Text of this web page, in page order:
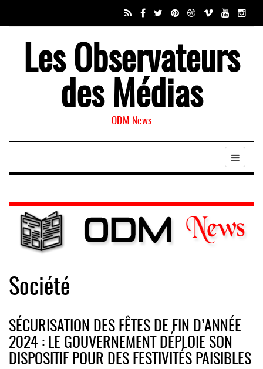
Les Observateurs
des Médias
ODM News
Société
SÉCURISATION DES FÊTES DE FIN D’ANNÉE
2024 : LE GOUVERNEMENT DÉPLOIE SON
DISPOSITIF POUR DES FESTIVITÉS PAISIBLES